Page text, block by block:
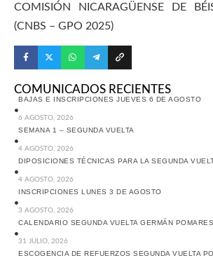
COMISIÓN NICARAGÜENSE DE
(CNBS – GPO 2025)
COMUNICADOS RECIENTES
BAJAS E INSCRIPCIONES JUEVES 6 DE AGOSTO
6 AGOSTO, 2026
SEMANA 1 – SEGUNDA VUELTA
4 AGOSTO, 2026
DIPOSICIONES TÉCNICAS PARA LA SEGUNDA
4 AGOSTO, 2026
INSCRIPCIONES LUNES 3 DE AGOSTO
3 AGOSTO, 2026
CALENDARIO SEGUNDA VUELTA GERMÁN
31 JULIO, 2026
ESCOGENCIA DE REFUERZOS SEGUNDA VUELTA